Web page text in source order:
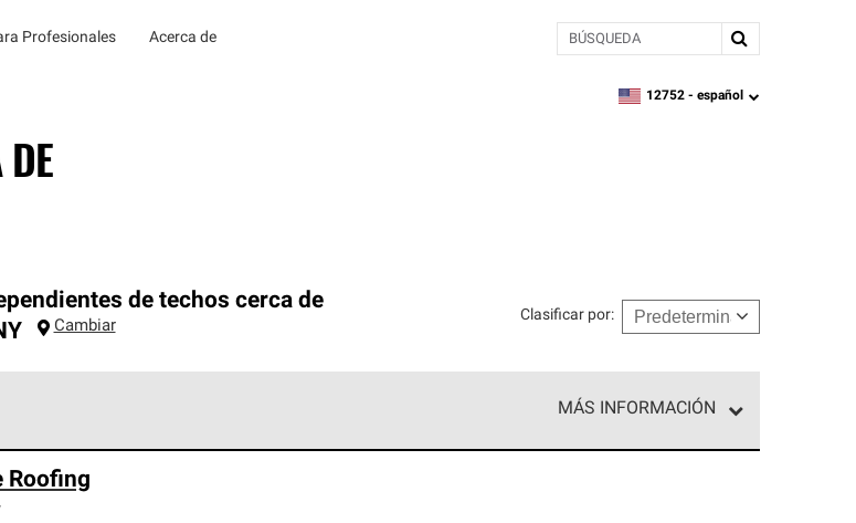
Profesionales Acerca de BÚSQUEDA
zipcode,language
12752 - español
de techos cerca de
Cambiar
Clasificar por:
MÁS INFORMACIÓN
y requisitos estrictos de profesionalismo y confiabilidad.
Roofing